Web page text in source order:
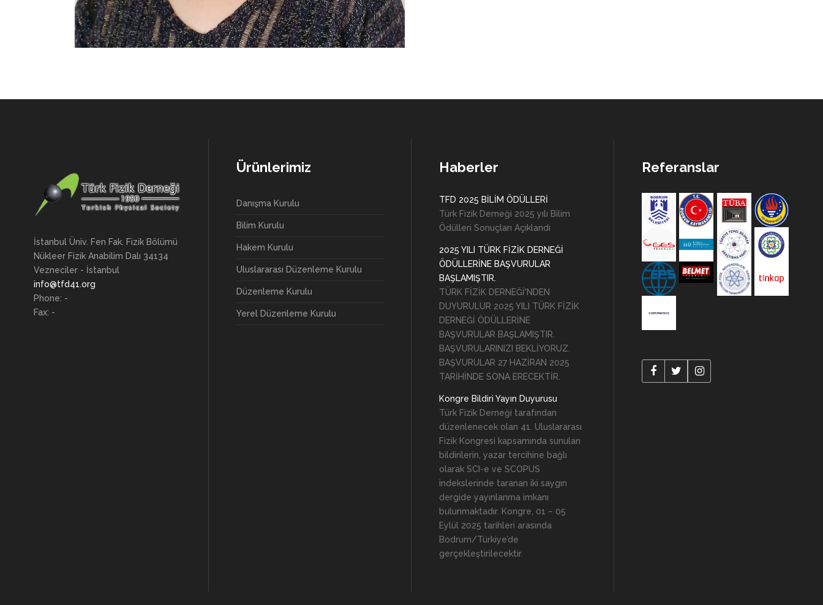
İstanbul Üniv. Fen Fak. Fizik Bölümü
Nükleer Fizik Anabilim Dalı 34134
Vezneciler - İstanbul
info@tfd41.org
Phone: -
Fax: -
Ürünlerimiz
Danışma Kurulu
Bilim Kurulu
Hakem Kurulu
Uluslararası Düzenleme Kurulu
Düzenleme Kurulu
Yerel Düzenleme Kurulu
Haberler
TFD 2025 BİLİM ÖDÜLLERİ
Türk Fizik Derneği 2025 yılı Bilim
Ödülleri Sonuçları Açıklandı
2025 YILI TÜRK FİZİK DERNEĞİ
ÖDÜLLERİNE BAŞVURULAR
BAŞLAMIŞTIR.
TÜRK FİZİK DERNEĞİ'NDEN
DUYURULUR 2025 YILI TÜRK FİZİK
DERNEĞİ ÖDÜLLERİNE
BAŞVURULAR BAŞLAMIŞTIR.
BAŞVURULARINIZI BEKLİYORUZ.
BAŞVURULAR 27 HAZİRAN 2025
TARİHİNDE SONA ERECEKTİR.
Kongre Bildiri Yayın Duyurusu
Türk Fizik Derneği tarafından
düzenlenecek olan 41. Uluslararası
Fizik Kongresi kapsamında sunulan
bildirilerin, yazar tercihine bağlı
olarak SCI-e ve SCOPUS
indekslerinde taranan iki saygın
dergide yayınlanma imkanı
bulunmaktadır. Kongre, 01 – 05
Eylül 2025 tarihleri arasında
Bodrum/Türkiye’de
gerçekleştirilecektir.
Referanslar